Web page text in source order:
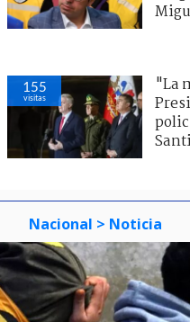
155
visitas
"La
Nacional > Noticia